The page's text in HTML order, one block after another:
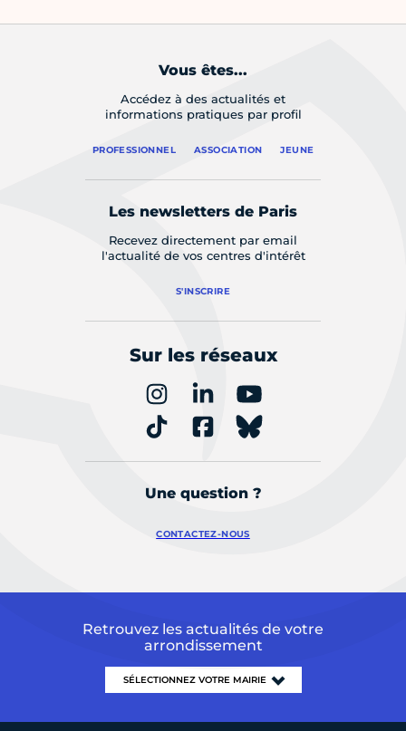
Vous êtes...
Accédez à des actualités et
informations pratiques par profil
PROFESSIONNEL ASSOCIATION JEUNE
Les newsletters de Paris
Recevez directement par email
l'actualité de vos centres d'intérêt
S'INSCRIRE
Sur les réseaux
Une question ?
CONTACTEZ-NOUS
Retrouvez les actualités de votre
arrondissement